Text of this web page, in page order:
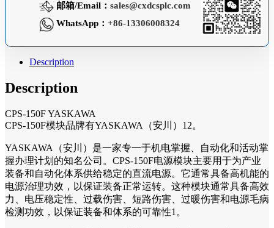
邮箱/Email： sales@cxdcsplc.com
WhatsApp： +86-13306008324
Description
Description
CPS-150F YASKAWA
CPS-150F模块品牌有YASKAWA（安川）12。
YASKAWA（安川）是一家专一于机电掌握、自动化和活动掌
握办理计划的知名公司。CPS-150F电源模块主要用于为产业
装备和自动化体系供给稳定的直流电源。它通常具备高机能的
电源治理功效，以保证装备正常运转。这种模块通常具备高效
力、电压稳定性、过载伤害、短路伤害、过暖伤害和电源毛病
检测功效，以保证装备和体系的可靠性1。